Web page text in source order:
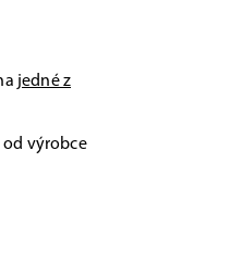
jedné z
od výrobce